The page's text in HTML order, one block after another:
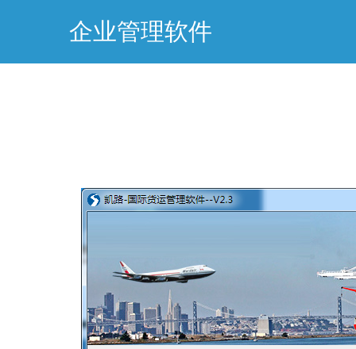
企业管理软件